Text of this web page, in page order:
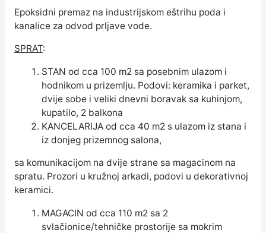
Epoksidni premaz na industrijskom eštrihu poda i
kanalice za odvod prljave vode.
SPRAT:
STAN od cca 100 m2 sa posebnim ulazom i
hodnikom u prizemlju. Podovi: keramika i parket,
dvije sobe i veliki dnevni boravak sa kuhinjom,
kupatilo, 2 balkona
KANCELARIJA od cca 40 m2 s ulazom iz stana i
iz donjeg prizemnog salona,
sa komunikacijom na dvije strane sa magacinom na
spratu. Prozori u kružnoj arkadi, podovi u dekorativnoj
keramici.
MAGACIN od cca 110 m2 sa 2
svlačionice/tehničke prostorije sa mokrim